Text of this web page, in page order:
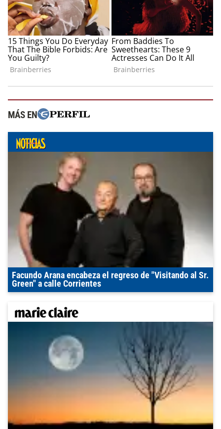
MÁS EN
Facundo Arana encabeza el regreso de "Visitando al Sr.
Green" a calle Corrientes